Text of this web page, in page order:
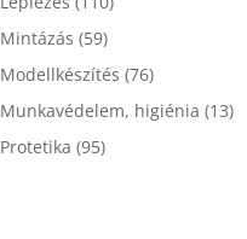
Mintázás (59)
Modellkészítés (76)
Munkavédelem, higiénia (13)
Protetika (95)